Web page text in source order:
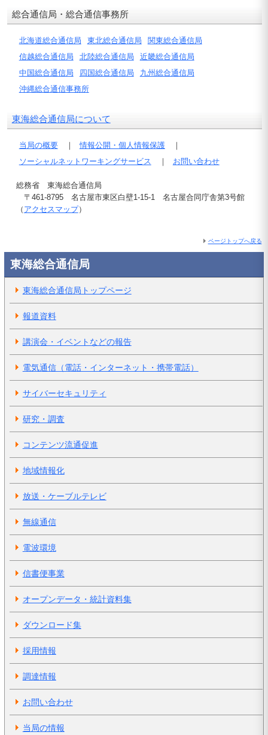
総合通信局・総合通信事務所
北海道総合通信局 東北総合通信局
関東総合通信局
信越総合通信局
北陸総合通信局
近畿総合通信局
中国総合通信局
四国総合通信局
九州総合通信局
沖縄総合通信事務所
東海総合通信局について
当局の概要｜ 情報公開・個人情報保護｜
ソーシャルネットワーキングサービス
｜ お問い合わせ
総務省 東海総合通信局
〒461-8795 名古屋市東区白壁1-15-1 名古屋合同庁舎第3号館
（ アクセスマップ）
ページトップへ戻る
東海総合通信局
東海総合通信局トップページ
報道資料
講演会・イベントなどの報告
電気通信（電話・インターネット・携帯電話）
サイバーセキュリティ
研究・調査
コンテンツ流通促進
地域情報化
放送・ケーブルテレビ
無線通信
電波環境
信書便事業
オープンデータ・統計資料集
ダウンロード集
採用情報
調達情報
お問い合わせ
当局の情報